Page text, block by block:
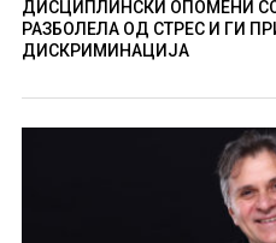
ДИСЦИПЛИНСКИ ОПОМЕНИ СО
РАЗБОЛЕЛА ОД СТРЕС И ГИ
ДИСКРИМИНАЦИЈА